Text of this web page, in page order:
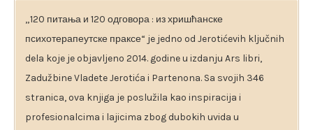
„120 питања и 120 одговора : из хришћанске
психотерапеутске праксе“ je jedno od Jerotićevih ključnih
dela koje je objavljeno 2014. godine u izdanju Ars libri,
Zadužbine Vladete Jerotića i Partenona. Sa svojih 346
stranica, ova knjiga je poslužila kao inspiracija i
profesionalcima i lajicima zbog dubokih uvida u